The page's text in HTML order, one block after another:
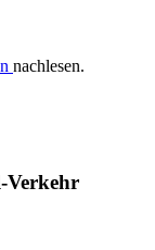
nachlesen.
Verkehr